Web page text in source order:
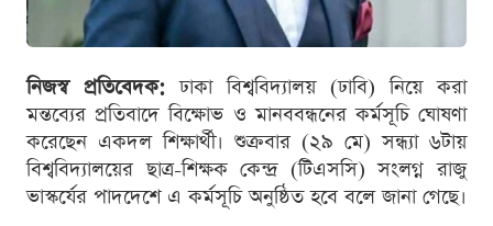
নিজস্ব প্রতিবেদক: ঢাকা বিশ্ববিদ্যালয় (ঢাবি) নিয়ে করা
মন্তব্যের প্রতিবাদে বিক্ষোভ ও মানববন্ধনের কর্মসূচি ঘোষণা
করেছেন একদল শিক্ষার্থী। শুক্রবার (২৯ মে) সন্ধ্যা ৬টায়
বিশ্ববিদ্যালয়ের ছাত্র-শিক্ষক কেন্দ্র (টিএসসি) সংলগ্ন রাজু
ভাস্কর্যের পাদদেশে এ কর্মসূচি অনুষ্ঠিত হবে বলে জানা গেছে।